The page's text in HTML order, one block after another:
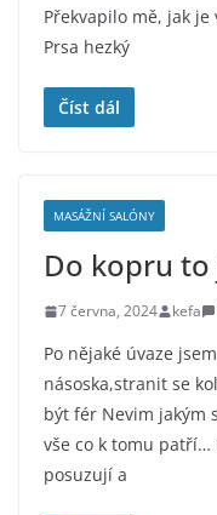
Překvapilo mě, jak je
Prsa hezký
Číst dál
MASÁŽNÍ SALÓNY
Do kopru
7 června, 2024 kefa
Po nějaké úvaze
násoska,stranit se
být fér Nevim jakým
vše co k tomu patří…
posuzují a